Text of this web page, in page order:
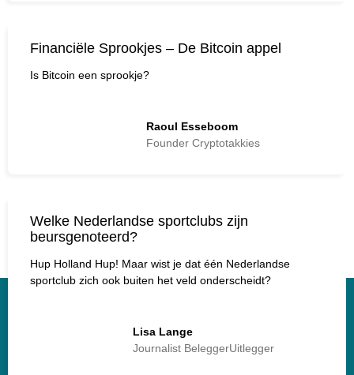
Financiële Sprookjes – De Bitcoin appel
Is Bitcoin een sprookje?
Raoul Esseboom
Founder Cryptotakkies
Welke Nederlandse sportclubs zijn
beursgenoteerd?
Hup Holland Hup! Maar wist je dat één Nederlandse
sportclub zich ook buiten het veld onderscheidt?
Lisa Lange
Journalist BeleggerUitlegger